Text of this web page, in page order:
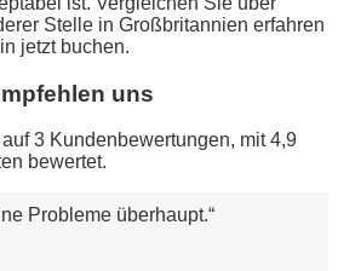
Stelle in Großbritannien erfahren
jetzt buchen.
uns
3 Kundenbewertungen, mit 4,9
bewertet.
Probleme überhaupt.